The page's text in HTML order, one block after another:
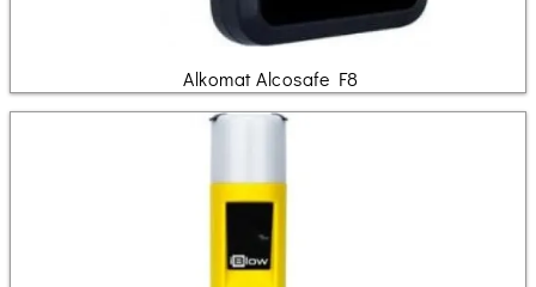
Alkomat Alcosafe F8